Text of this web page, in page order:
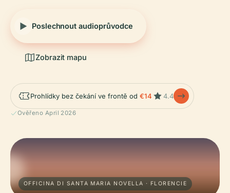
Poslechnout audioprůvodce
Zobrazit mapu
Prohlídky bez čekání ve frontě od €14 4.4
Ověřeno April 2026
OFFICINA DI SANTA MARIA NOVELLA · FLORENCIE